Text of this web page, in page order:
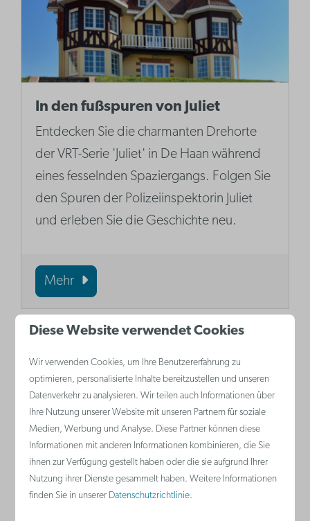
In den fußspuren von Juliet
Entdecken Sie die charmanten Drehorte
der VRT-Serie 'Juliet' in De Haan während
eines fesselnden Spaziergangs. Folgen Sie
den Spuren der Polizeiinspektorin Juliet
und erleben Sie die Geschichte neu.
Mehr
Beaufort
Diese Website verwendet Cookies
Wir verwenden Cookies, um Ihre Benutzererfahrung zu
optimieren, personalisierte Inhalte bereitzustellen und unseren
Datenverkehr zu analysieren. Wir teilen auch Informationen über
Ihre Nutzung unserer Website mit unseren Partnern für soziale
Medien, Werbung und Analyse. Diese Partner können diese
Informationen mit anderen Informationen kombinieren, die Sie
ihnen zur Verfügung gestellt haben oder die sie aufgrund Ihrer
Nutzung ihrer Dienste gesammelt haben. Weitere Informationen
finden Sie in unserer Datenschutzrichtlinie.